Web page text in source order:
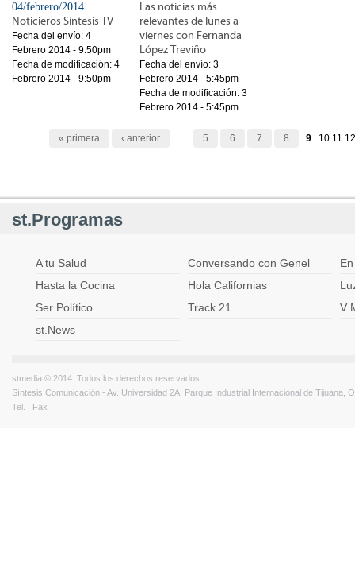
04/febrero/2014
Noticieros Síntesis TV
Fecha del envío: 4
Febrero 2014 - 9:50pm
Fecha de modificación: 4
Febrero 2014 - 9:50pm
Las noticias más
relevantes de lunes a
viernes con Fernanda
López Treviño
Fecha del envío: 3
Febrero 2014 - 5:45pm
Fecha de modificación: 3
Febrero 2014 - 5:45pm
Páginas
« primera ‹ anterior … 5 6 7 8 9 10 11
st.Programas
A tu Salud Conversando con Genel
Hasta la Cocina
Hola Californias
Ser Político
Track 21
V
st.News
stmedia © 2014. Todos los derechos reservados.
Síntesis Comunicación - Av. Universidad 2A, Parque Industrial Internacional de Tijuana,
Tel. | Fax